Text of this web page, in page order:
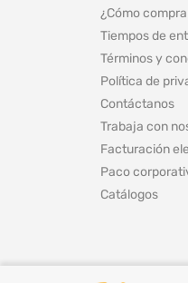
¿Cómo
Tiempos de
Términos y
Política de
Contáctanos
Trabaja con
Facturación
Paco
Catálogos